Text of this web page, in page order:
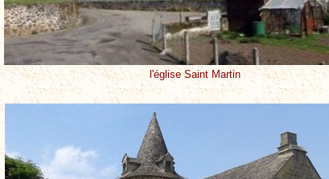
l'église Saint Martin